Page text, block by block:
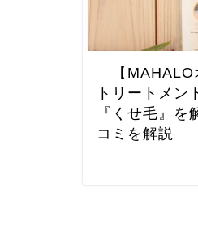
【MAHALO
トリートメン
『くせ毛』を
コミを解説